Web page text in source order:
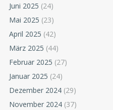
Juni 2025 (24)
Mai 2025 (23)
April 2025 (42)
März 2025 (44)
Februar 2025 (27)
Januar 2025 (24)
Dezember 2024 (29)
November 2024 (37)